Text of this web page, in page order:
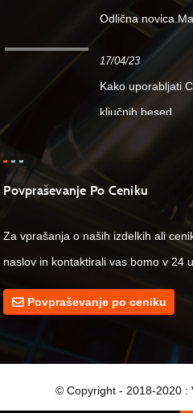
Odlična
17/04/23
Kako uporabljati
ključnih besed ...
Povpraševanje Po Ceniku
Za vprašanja o naših izdelkih ali
naslov in kontaktirali vas bomo v 24
Povpraševanje po ceniku
© Copyright - 2018-2020 :